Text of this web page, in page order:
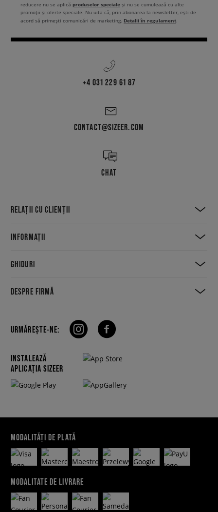
reducere nu se aplică produselor speciale și nu se cumulează cu alte
promoții și oferte speciale. Nu uita că, prin abonarea la newsletter, ești de
acord să primești comunicări de marketing. Detalii în regulament.
+4 031 229 61 87
CONTACT@SIZEER.COM
CHAT
RELAȚII CU CLIENȚII
INFORMAȚII
GHIDURI
DESPRE FIRMĂ
URMĂREȘTE-NE:
INSTALEAZĂ
APLICAȚIA SIZEER
MODALITĂȚI DE PLATĂ
MODALITATE DE LIVRARE